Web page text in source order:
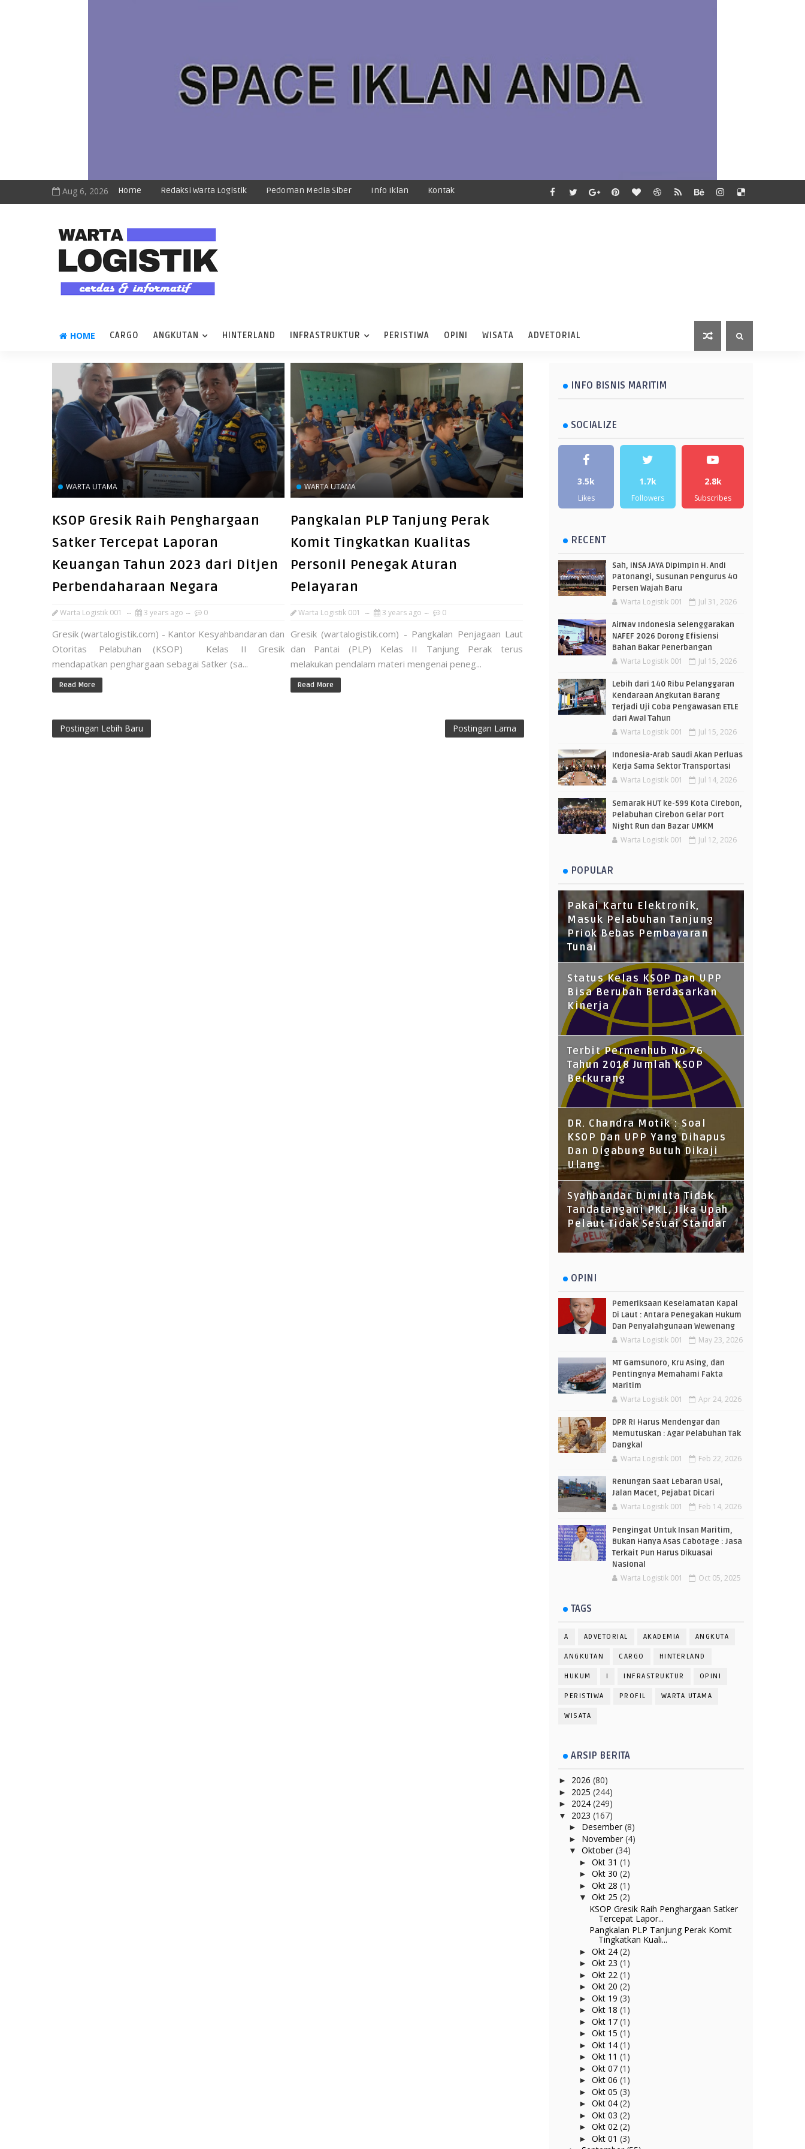
Aug 6, 2026 Home Redaksi Warta Logistik Pedoman Media Siber Info Iklan Kontak
HOME CARGO ANGKUTAN HINTERLAND INFRASTRUKTUR PERISTIWA OPINI WISATA ADVETORIAL
WARTA UTAMA
KSOP Gresik Raih Penghargaan
Satker Tercepat Laporan
Keuangan Tahun 2023 dari Ditjen
Perbendaharaan Negara
Warta Logistik 001 3 years ago 0
Gresik (wartalogistik.com) - Kantor Kesyahbandaran dan
Otoritas Pelabuhan (KSOP) Kelas II Gresik
mendapatkan penghargaan sebagai Satker (sa...
Read More
WARTA UTAMA
Pangkalan PLP Tanjung Perak
Komit Tingkatkan Kualitas
Personil Penegak Aturan
Pelayaran
Warta Logistik 001 3 years ago 0
Gresik (wartalogistik.com) - Pangkalan Penjagaan Laut
dan Pantai (PLP) Kelas II Tanjung Perak terus
melakukan pendalam materi mengenai peneg...
Read More
Postingan Lebih Baru Postingan Lama
INFO BISNIS MARITIM
SOCIALIZE
3.5k
Likes
1.7k
Followers
2.8k
Subscribes
RECENT
Sah, INSA JAYA Dipimpin H. Andi
Patonangi, Susunan Pengurus 40
Persen Wajah Baru
Warta Logistik 001 Jul 31, 2026
AirNav Indonesia Selenggarakan
NAFEF 2026 Dorong Efisiensi
Bahan Bakar Penerbangan
Warta Logistik 001 Jul 15, 2026
Lebih dari 140 Ribu Pelanggaran
Kendaraan Angkutan Barang
Terjadi Uji Coba Pengawasan ETLE
dari Awal Tahun
Warta Logistik 001 Jul 15, 2026
Indonesia-Arab Saudi Akan Perluas
Kerja Sama Sektor Transportasi
Warta Logistik 001 Jul 14, 2026
Semarak HUT ke-599 Kota Cirebon,
Pelabuhan Cirebon Gelar Port
Night Run dan Bazar UMKM
Warta Logistik 001 Jul 12, 2026
POPULAR
Pakai Kartu Elektronik,
Masuk Pelabuhan Tanjung
Priok Bebas Pembayaran
Tunai
Status Kelas KSOP Dan UPP
Bisa Berubah Berdasarkan
Kinerja
Terbit Permenhub No 76
Tahun 2018 Jumlah KSOP
Berkurang
DR. Chandra Motik : Soal
KSOP Dan UPP Yang Dihapus
Dan Digabung Butuh Dikaji
Ulang
Syahbandar Diminta Tidak
Tandatangani PKL, Jika Upah
Pelaut Tidak Sesuai Standar
OPINI
Pemeriksaan Keselamatan Kapal
Di Laut : Antara Penegakan Hukum
Dan Penyalahgunaan Wewenang
Warta Logistik 001 May 23, 2026
MT Gamsunoro, Kru Asing, dan
Pentingnya Memahami Fakta
Maritim
Warta Logistik 001 Apr 24, 2026
DPR RI Harus Mendengar dan
Memutuskan : Agar Pelabuhan Tak
Dangkal
Warta Logistik 001 Feb 22, 2026
Renungan Saat Lebaran Usai,
Jalan Macet, Pejabat Dicari
Warta Logistik 001 Feb 14, 2026
Pengingat Untuk Insan Maritim,
Bukan Hanya Asas Cabotage : Jasa
Terkait Pun Harus Dikuasai
Nasional
Warta Logistik 001 Oct 05, 2025
TAGS
A ADVETORIAL AKADEMIA ANGKUTA
ANGKUTAN CARGO HINTERLAND
HUKUM I INFRASTRUKTUR OPINI
PERISTIWA PROFIL WARTA UTAMA
WISATA
ARSIP BERITA
► 2026 (80)
► 2025 (244)
► 2024 (249)
▼ 2023 (167)
► Desember(8)
► November(4)
▼ Oktober(34)
► Okt 31 (1)
► Okt 30 (2)
► Okt 28 (1)
▼ Okt 25 (2)
KSOP Gresik Raih Penghargaan Satker
Tercepat Lapor...
Pangkalan PLP Tanjung Perak Komit
Tingkatkan Kuali...
► Okt 24 (2)
► Okt 23 (1)
► Okt 22 (1)
► Okt 20 (2)
► Okt 19 (3)
► Okt 18 (1)
► Okt 17 (1)
► Okt 15 (1)
► Okt 14 (1)
► Okt 11 (1)
► Okt 07 (1)
► Okt 06 (1)
► Okt 05 (3)
► Okt 04 (2)
► Okt 03 (2)
► Okt 02 (2)
► Okt 01 (3)